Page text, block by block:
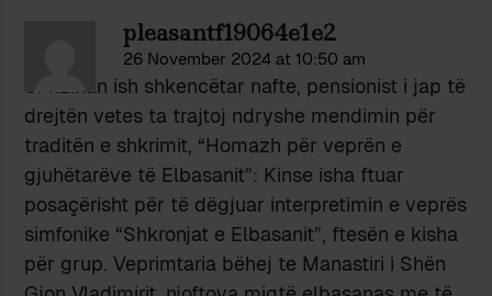
pleasantf19064e1e2
26 November 2024 at 10:50 am
Si fizikan ish shkencëtar nafte, pensionist i jap të
drejtën vetes ta trajtoj ndryshe mendimin për
traditën e shkrimit, “Homazh për veprën e
gjuhëtarëve të Elbasanit”: Kinse isha ftuar
posaçërisht për të dëgjuar interpretimin e veprës
simfonike “Shkronjat e Elbasanit”, ftesën e kisha
për grup. Veprimtaria bëhej te Manastiri i Shën